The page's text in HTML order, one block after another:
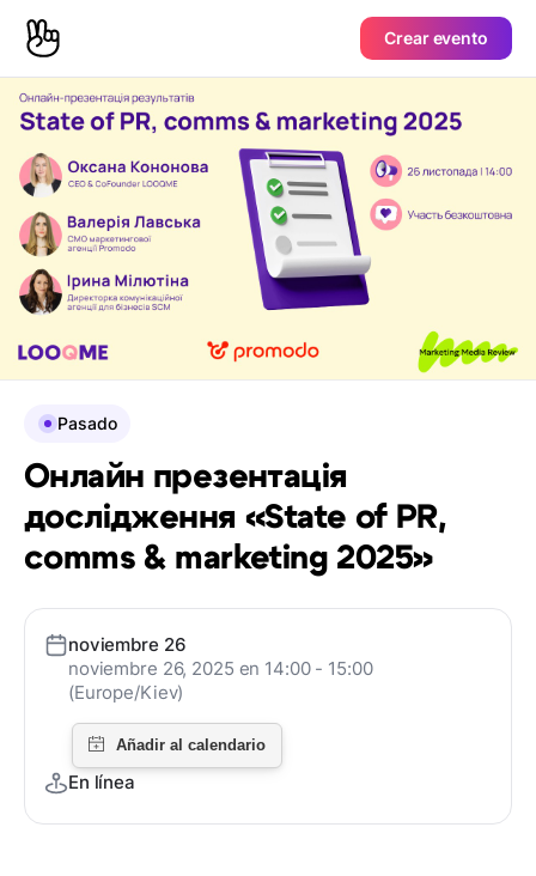
Crear evento
Pasado
Онлайн презентація
дослідження «State of PR,
comms & marketing 2025»
noviembre 26
noviembre 26, 2025 en 14:00 - 15:00
(Europe/Kiev)
En línea